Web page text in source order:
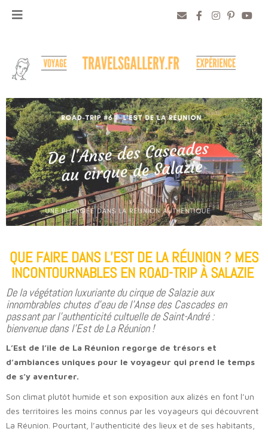
QUE FAIRE DANS L’EST DE LA RÉUNION ? MES
INCONTOURNABLES EN ROAD-TRIP À SALAZIE
De la végétation luxuriante du cirque de Salazie aux
innombrables chutes d’eau de l’Anse des Cascades en
passant par l’authenticité cultuelle de Saint-André :
bienvenue dans l’Est de La Réunion !
L’Est de l’île de La Réunion regorge de trésors et
d’ambiances uniques pour le voyageur qui prend le temps
de s’y aventurer.
Son climat plutôt humide et son exposition aux alizés en font l’un
des territoires les moins connus par les voyageurs qui découvrent
La Réunion. Pourtant, l’authenticité des lieux et de ses habitants,